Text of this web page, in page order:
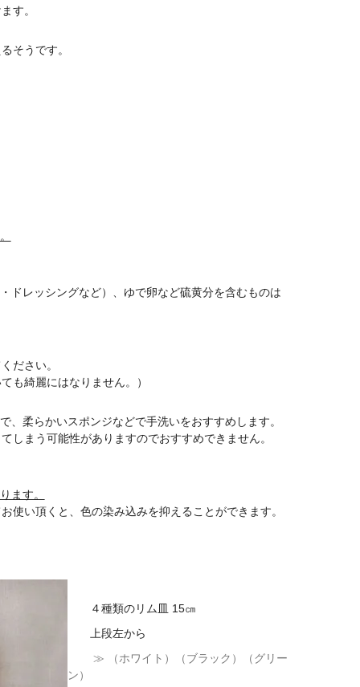
す。
そうです。
ドレッシングなど）、ゆで卵など硫黄分を含むものは
ださい。
も綺麗にはなりません。）
柔らかいスポンジなどで手洗いをおすすめします。
まう可能性がありますのでおすすめできません。
ます。
い頂くと、色の染み込みを抑えることができます。
４種類のリム皿 15㎝
上段左から
≫ （ホワイト）（ブラック）（グリー
ン）